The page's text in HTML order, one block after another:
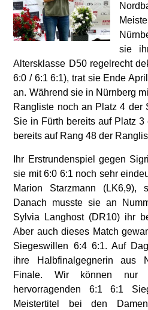
sie
Altersklasse D50 regelrecht
6:0 / 6:1 6:1), trat sie Ende
an. Während sie in Nürnberg
Rangliste noch an Platz 4 der
Sie in Fürth bereits auf Platz
bereits auf Rang 48 der
Ihr Erstrundenspiel gegen
sie mit 6:0 6:1 noch sehr
Marion Starzmann
Danach musste sie an
Sylvia Langhost (DR10) ihr
Aber auch dieses Match
Siegeswillen 6:4 6:1. Auf
ihre Halbfinalgegnerin aus
Finale. Wir können nur
hervorragenden 6:1 6:1
Meistertitel bei den